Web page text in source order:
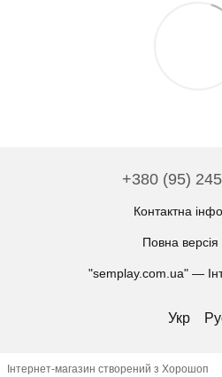
+380 (95)
Контактна
Повна версія
"semplay.com.ua" —
Укр
Інтернет-магазин створений з Хорошоп